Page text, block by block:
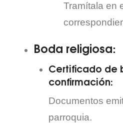
Tramítala en
Boda religiosa:
Certificado de
confirmación:
Documentos
parroquia.